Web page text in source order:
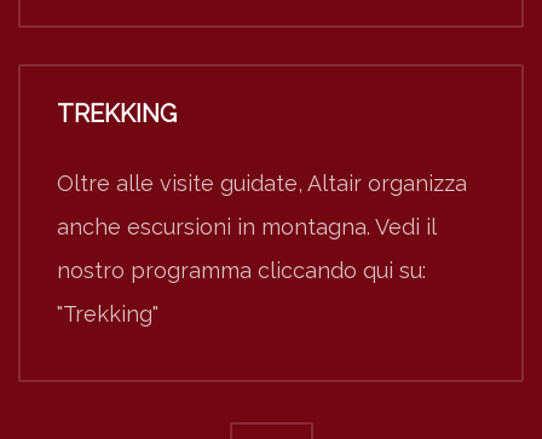
TREKKING
Oltre alle visite guidate, Altair organizza
anche escursioni in montagna. Vedi il
nostro programma cliccando qui su:
"Trekking"